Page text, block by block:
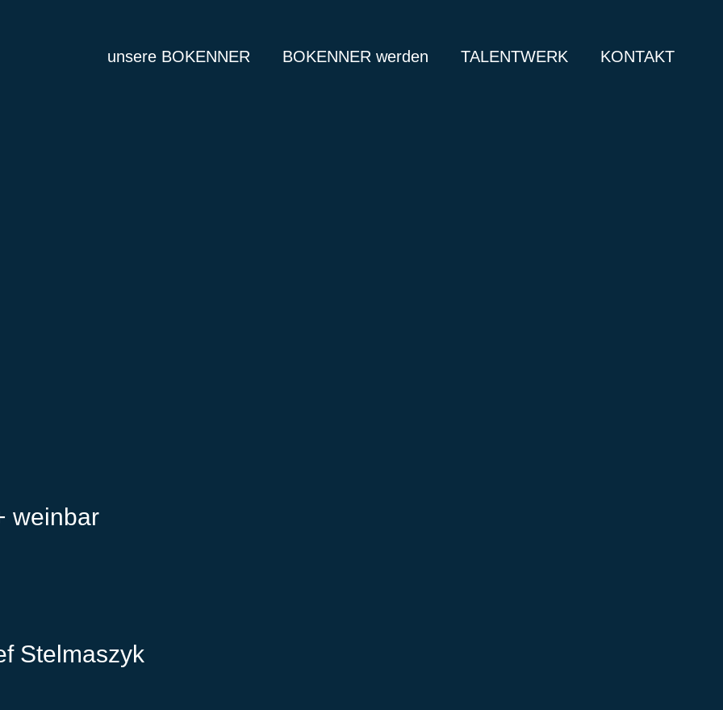
unsere BOKENNER BOKENNER werden TALENTWERK KONTAKT
weinbar
Stelmaszyk